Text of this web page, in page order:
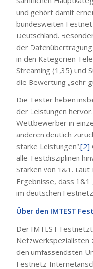
und gehört damit
bundesweiten
Deutschland.
der
in den Kategorien
Streaming (1,35) und
die Bewertung „sehr
Die Tester heben
der Leistungen
Wettbewerber in
anderen deutlich
starke Leistungen“.[2]
alle Testdisziplinen
Stärken von 1&1. Laut
Ergebnisse, dass 1&1
im deutschen
Über den IMTEST
Der IMTEST
Netzwerkspezialisten
den umfassendsten
Festnetz-